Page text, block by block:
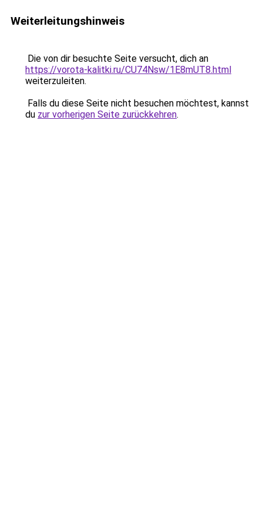
Weiterleitungshinweis
Die von dir besuchte Seite versucht, dich an
https://vorota-kalitki.ru/CU74Nsw/1E8mUT8.html
weiterzuleiten.
Falls du diese Seite nicht besuchen möchtest, kannst
du zur vorherigen Seite zurückkehren.